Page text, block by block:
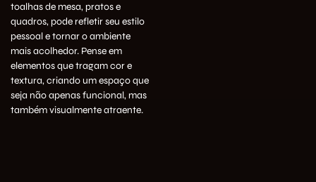
toalhas de mesa, pratos e
quadros, pode refletir seu estilo
pessoal e tornar o ambiente
mais acolhedor. Pense em
elementos que tragam cor e
textura, criando um espaço que
seja não apenas funcional, mas
também visualmente atraente.